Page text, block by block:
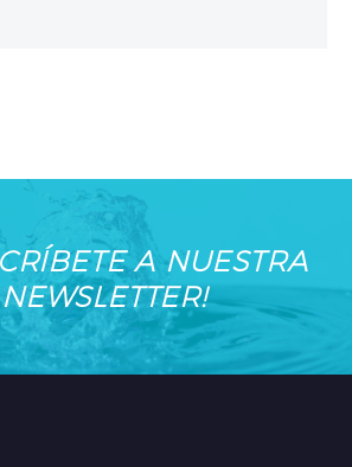
A NUESTRA
NEWSLETTER!